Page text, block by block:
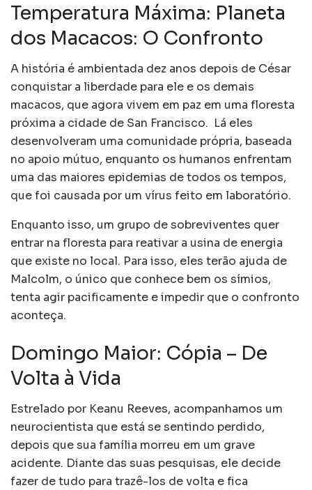
Temperatura Máxima: Planeta
dos Macacos: O Confronto
A história é ambientada dez anos depois de César
conquistar a liberdade para ele e os demais
macacos, que agora vivem em paz em uma floresta
próxima a cidade de San Francisco. Lá eles
desenvolveram uma comunidade própria, baseada
no apoio mútuo, enquanto os humanos enfrentam
uma das maiores epidemias de todos os tempos,
que foi causada por um vírus feito em laboratório.
Enquanto isso, um grupo de sobreviventes quer
entrar na floresta para reativar a usina de energia
que existe no local. Para isso, eles terão ajuda de
Malcolm, o único que conhece bem os símios,
tenta agir pacificamente e impedir que o confronto
aconteça.
Domingo Maior: Cópia – De
Volta à Vida
Estrelado por Keanu Reeves, acompanhamos um
neurocientista que está se sentindo perdido,
depois que sua família morreu em um grave
acidente. Diante das suas pesquisas, ele decide
fazer de tudo para trazê-los de volta e fica